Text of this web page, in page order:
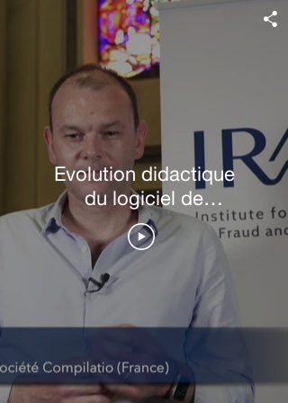
Evolution didactique
du logiciel de
détection des
similitudes